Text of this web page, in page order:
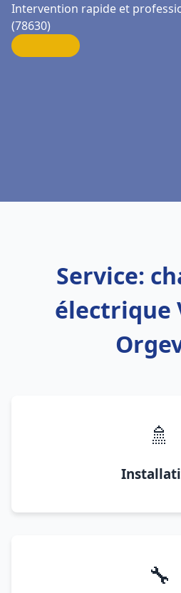
Intervention rapide et
(78630)
Service:
électrique
🚿
🔧